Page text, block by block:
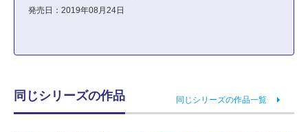
発売日：2019年08月24日
同じシリーズの作品 同じシリーズの作品一覧